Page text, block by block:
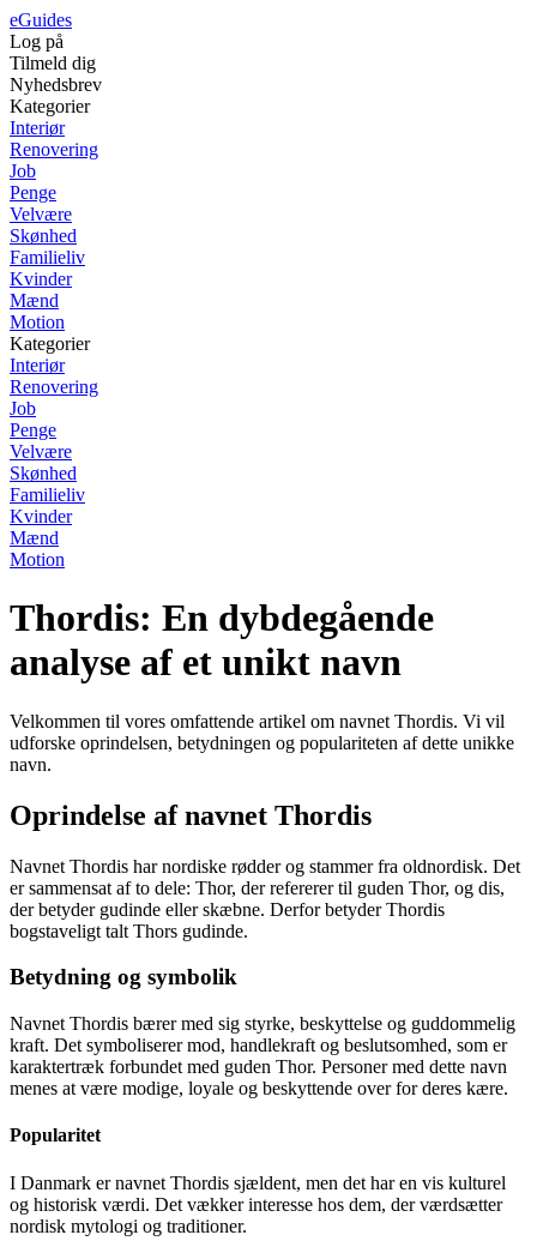
eGuides
Log på
Tilmeld dig
Nyhedsbrev
Kategorier
Interiør
Renovering
Job
Penge
Velvære
Skønhed
Familieliv
Kvinder
Mænd
Motion
Kategorier
Interiør
Renovering
Job
Penge
Velvære
Skønhed
Familieliv
Kvinder
Mænd
Motion
Thordis: En dybdegående
analyse af et unikt navn
Velkommen til vores omfattende artikel om navnet Thordis. Vi vil
udforske oprindelsen, betydningen og populariteten af dette unikke
navn.
Oprindelse af navnet Thordis
Navnet Thordis har nordiske rødder og stammer fra oldnordisk. Det
er sammensat af to dele: Thor, der refererer til guden Thor, og dis,
der betyder gudinde eller skæbne. Derfor betyder Thordis
bogstaveligt talt Thors gudinde.
Betydning og symbolik
Navnet Thordis bærer med sig styrke, beskyttelse og guddommelig
kraft. Det symboliserer mod, handlekraft og beslutsomhed, som er
karaktertræk forbundet med guden Thor. Personer med dette navn
menes at være modige, loyale og beskyttende over for deres kære.
Popularitet
I Danmark er navnet Thordis sjældent, men det har en vis kulturel
og historisk værdi. Det vækker interesse hos dem, der værdsætter
nordisk mytologi og traditioner.